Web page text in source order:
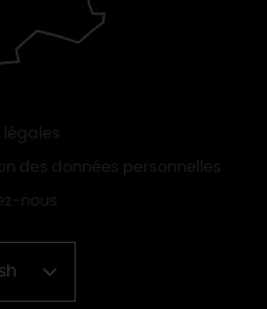
légales
des données personnelles
nous